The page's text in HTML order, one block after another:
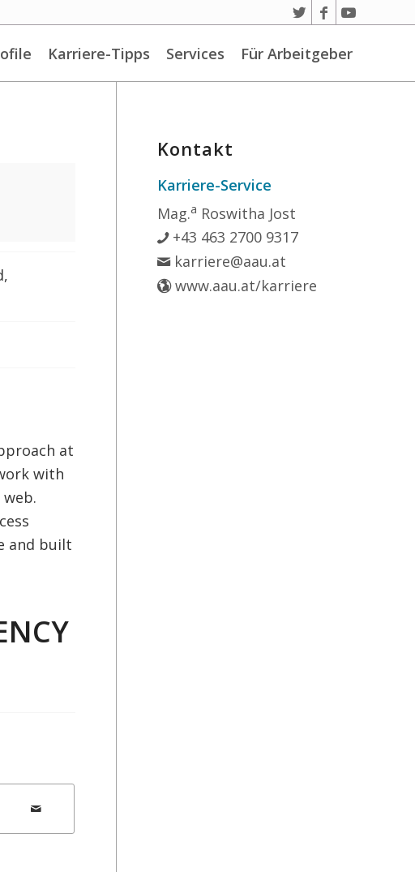
Karriere-Tipps Services Für Arbeitgeber
at
with
and built
Kontakt
Karriere-Service
Mag.a Roswitha Jost
+43 463 2700 9317
karriere@aau.at
www.aau.at/karriere